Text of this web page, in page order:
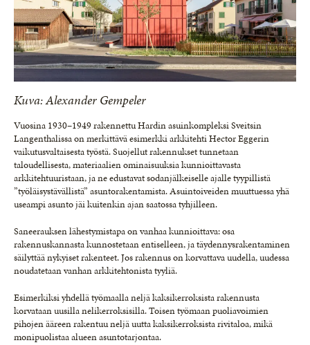
Kuva: Alexander Gempeler
Vuosina 1930–1949 rakennettu Hardin asuinkompleksi Sveitsin
Langenthalissa on merkittävä esimerkki arkkitehti Hector Eggerin
vaikutusvaltaisesta työstä. Suojellut rakennukset tunnetaan
taloudellisesta, materiaalien ominaisuuksia kunnioittavasta
arkkitehtuuristaan, ja ne edustavat sodanjälkeiselle ajalle tyypillistä
”työläisystävällistä” asuntorakentamista. Asuintoiveiden muuttuessa yhä
useampi asunto jäi kuitenkin ajan saatossa tyhjilleen.
Saneerauksen lähestymistapa on vanhaa kunnioittava: osa
rakennuskannasta kunnostetaan entiselleen, ja täydennysrakentaminen
säilyttää nykyiset rakenteet. Jos rakennus on korvattava uudella, uudessa
noudatetaan vanhan arkkitehtonista tyyliä.
Esimerkiksi yhdellä työmaalla neljä kaksikerroksista rakennusta
korvataan uusilla nelikerroksisilla. Toisen työmaan puoliavoimien
pihojen ääreen rakentuu neljä uutta kaksikerroksista rivitaloa, mikä
monipuolistaa alueen asuntotarjontaa.